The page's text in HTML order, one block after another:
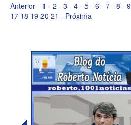
Anterior - 1 - 2 - 3 - 4 - 5 - 6 - 7 - 8 - 9
17 18 19 20 21 - Próxima